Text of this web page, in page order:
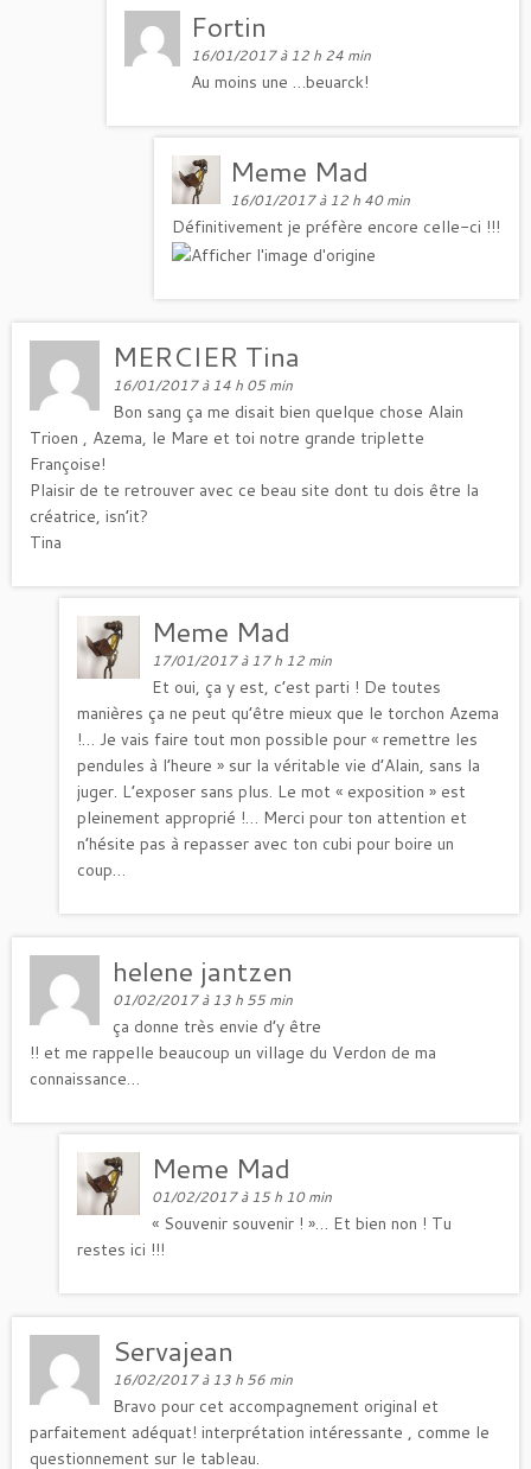
Fortin
16/01/2017 à 12 h 24 min
Au moins une …beuarck!
Meme Mad
16/01/2017 à 12 h 40 min
Définitivement je préfère encore celle-ci !!!
MERCIER Tina
16/01/2017 à 14 h 05 min
Bon sang ça me disait bien quelque chose Alain
Trioen , Azema, le Mare et toi notre grande triplette
Françoise!
Plaisir de te retrouver avec ce beau site dont tu dois être la
créatrice, isn’it?
Tina
Meme Mad
17/01/2017 à 17 h 12 min
Et oui, ça y est, c’est parti ! De toutes
manières ça ne peut qu’être mieux que le torchon Azema
!… Je vais faire tout mon possible pour « remettre les
pendules à l’heure » sur la véritable vie d’Alain, sans la
juger. L’exposer sans plus. Le mot « exposition » est
pleinement approprié !… Merci pour ton attention et
n’hésite pas à repasser avec ton cubi pour boire un
coup…
helene jantzen
01/02/2017 à 13 h 55 min
ça donne très envie d’y être
!! et me rappelle beaucoup un village du Verdon de ma
connaissance…
Meme Mad
01/02/2017 à 15 h 10 min
« Souvenir souvenir ! »… Et bien non ! Tu
restes ici !!!
Servajean
16/02/2017 à 13 h 56 min
Bravo pour cet accompagnement original et
parfaitement adéquat! interprétation intéressante , comme le
questionnement sur le tableau.